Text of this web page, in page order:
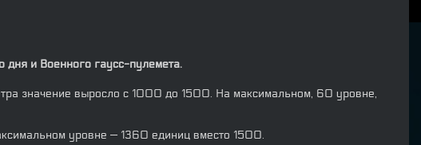
дня и Военного гаусс-пулемета.
значение выросло с 1000 до 1500. На максимальном, 60 уровне,
уровне — 1360 единиц вместо 1500.